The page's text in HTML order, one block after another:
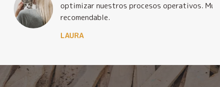
optimizar nuestros procesos operativos. Muy
recomendable.
LAURA